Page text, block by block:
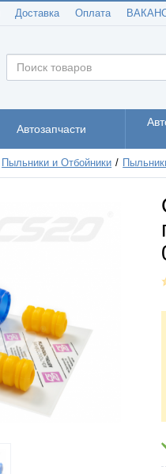
Доставка Оплата
Автозапчасти
Пыльники и Отбойники